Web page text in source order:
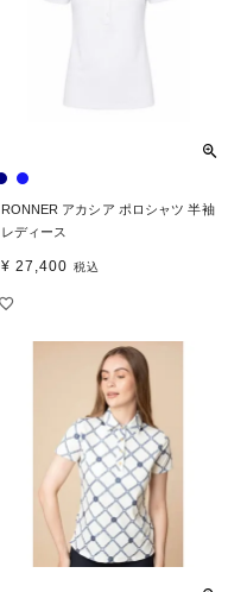
RONNER アカシア ポロシャツ 半袖
レディース
¥ 27,400 税込